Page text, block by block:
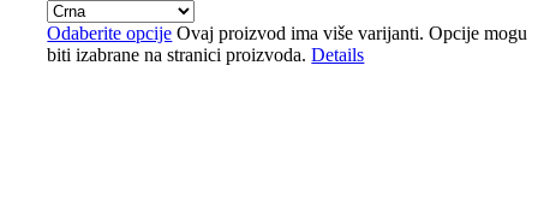
Odaberite opcije Ovaj proizvod ima više varijanti. Opcije mogu
biti izabrane na stranici proizvoda.Details